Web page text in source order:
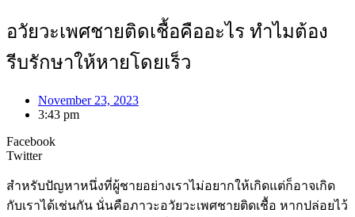
อวัยวะเพศชายติดเชื้อคืออะไร ทำไมต้อง
รีบรักษาให้หายโดยเร็ว
November 23, 2023
3:43 pm
Facebook
Twitter
สำหรับปัญหาหนึ่งที่ผู้ชายอย่างเราไม่อยากให้เกิดแต่ก็อาจเกิด
กับเราได้เช่นกัน นั่นคือภาวะอวัยวะเพศชายติดเชื้อ หากปล่อยไว้